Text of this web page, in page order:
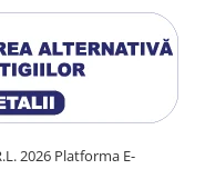
2026 Platforma E-